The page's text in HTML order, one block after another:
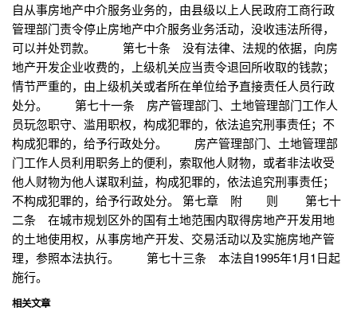
自从事房地产中介服务业务的，由县级以上人民政府工商行政
管理部门责令停止房地产中介服务业务活动，没收违法所得，
可以并处罚款。 第七十条 没有法律、法规的依据，向房
地产开发企业收费的，上级机关应当责令退回所收取的钱款；
情节严重的，由上级机关或者所在单位给予直接责任人员行政
处分。 第七十一条 房产管理部门、土地管理部门工作人
员玩忽职守、滥用职权，构成犯罪的，依法追究刑事责任；不
构成犯罪的，给予行政处分。 房产管理部门、土地管理部
门工作人员利用职务上的便利，索取他人财物，或者非法收受
他人财物为他人谋取利益，构成犯罪的，依法追究刑事责任；
不构成犯罪的，给予行政处分。 第七章 附 则 第七十
二条 在城市规划区外的国有土地范围内取得房地产开发用地
的土地使用权，从事房地产开发、交易活动以及实施房地产管
理，参照本法执行。 第七十三条 本法自1995年1月1日起
施行。
相关文章